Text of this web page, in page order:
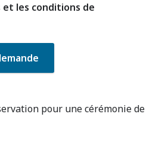
les conditions de
pour une cérémonie de